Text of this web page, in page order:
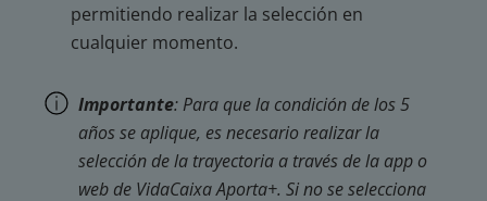
permitiendo realizar la selección en
cualquier momento.
Importante: Para que la condición de los 5
años se aplique, es necesario realizar la
selección de la trayectoria a través de la app o
web de VidaCaixa Aporta+. Si no se selecciona